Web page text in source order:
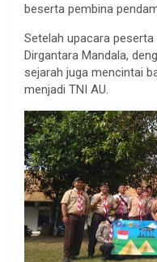
beserta pembina
Setelah upacara
Dirgantara Mandala,
sejarah juga mencintai
menjadi TNI AU.